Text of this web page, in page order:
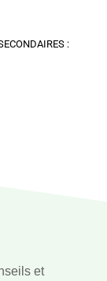
:
et